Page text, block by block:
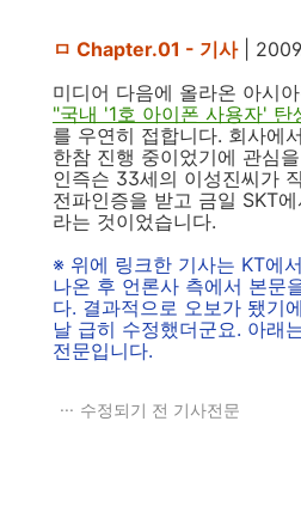
ㅁ Chapter.01 - 기사|
미디어 다음에 올라온 아시
"국내 '1호 아이폰 사용자' 탄
를 우연히 접합니다. 회사에
한참 진행 중이었기에 관심
인즉슨 33세의 이성진씨가
전파인증을 받고 금일 SKT
라는 것이었습니다.
※ 위에 링크한 기사는 KT에
나온 후 언론사 측에서 본문
다. 결과적으로 오보가 됐기
날 급히 수정했더군요. 아래
전문입니다.
수정되기 전 기사전문